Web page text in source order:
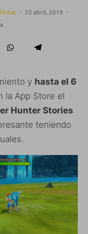
· 25 abril, 2019 ·
y hasta el 6
la App Store el
Hunter Stories
teniendo